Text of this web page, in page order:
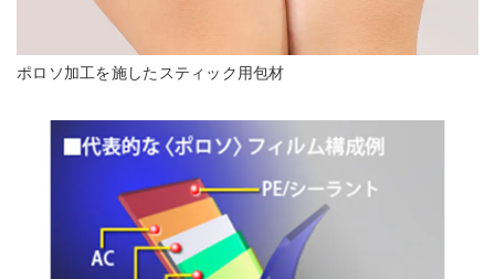
ポロソ加工を施したスティック用包材